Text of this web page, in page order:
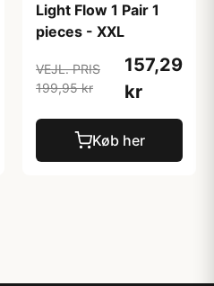
Light Flow 1 Pair 1
pieces - XXL
VEJL. PRIS
199,95 kr
157,29
kr
Køb her